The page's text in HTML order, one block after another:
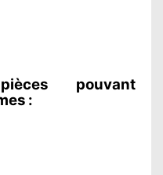
pouvant
: